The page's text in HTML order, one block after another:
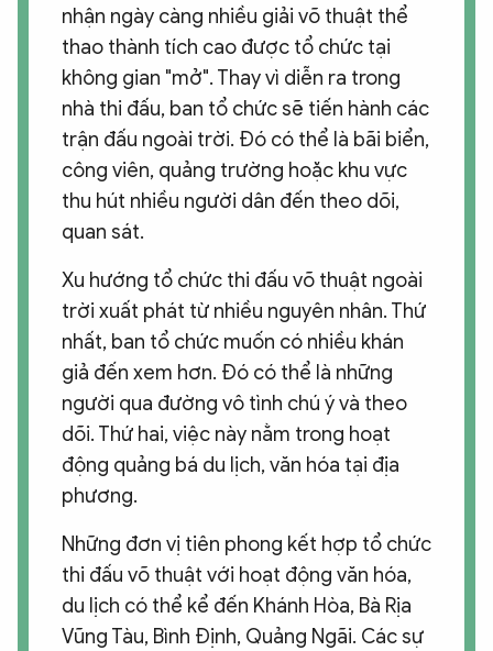
nhận ngày càng nhiều giải võ thuật thể
thao thành tích cao được tổ chức tại
không gian "mở". Thay vì diễn ra trong
nhà thi đấu, ban tổ chức sẽ tiến hành các
trận đấu ngoài trời. Đó có thể là bãi biển,
công viên, quảng trường hoặc khu vực
thu hút nhiều người dân đến theo dõi,
quan sát.
Xu hướng tổ chức thi đấu võ thuật ngoài
trời xuất phát từ nhiều nguyên nhân. Thứ
nhất, ban tổ chức muốn có nhiều khán
giả đến xem hơn. Đó có thể là những
người qua đường vô tình chú ý và theo
dõi. Thứ hai, việc này nằm trong hoạt
động quảng bá du lịch, văn hóa tại địa
phương.
Những đơn vị tiên phong kết hợp tổ chức
thi đấu võ thuật với hoạt động văn hóa,
du lịch có thể kể đến Khánh Hòa, Bà Rịa
Vũng Tàu, Bình Định, Quảng Ngãi. Các sự